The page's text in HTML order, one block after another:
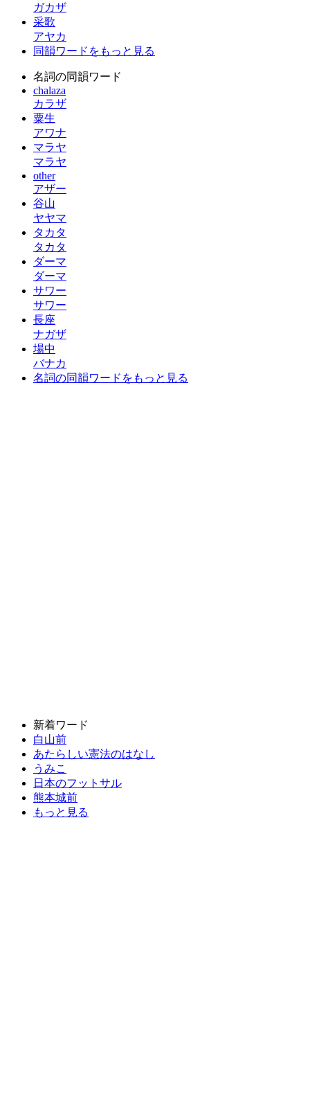
ガカザ
采歌
アヤカ
同韻ワードをもっと見る
名詞の同韻ワード
chalaza
カラザ
粟生
アワナ
マラヤ
マラヤ
other
アザー
谷山
ヤヤマ
タカタ
タカタ
ダーマ
ダーマ
サワー
サワー
長座
ナガザ
場中
バナカ
名詞の同韻ワードをもっと見る
新着ワード
白山前
あたらしい憲法のはなし
うみこ
日本のフットサル
熊本城前
もっと見る